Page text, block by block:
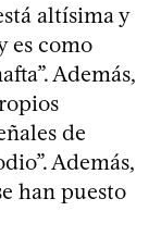
altísima y
es como
Además,
de
Además,
han puesto